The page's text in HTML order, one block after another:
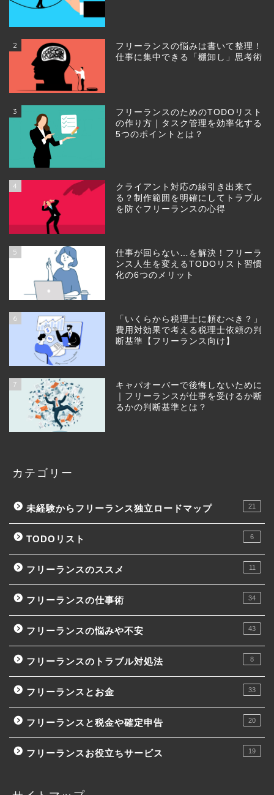
2
フリーランスの悩みは書いて整理！
仕事に集中できる「棚卸し」思考術
3
フリーランスのためのTODOリスト
の作り方｜タスク管理を効率化する
5つのポイントとは？
4
クライアント対応の線引き出来て
る？制作範囲を明確にしてトラブル
を防ぐフリーランスの心得
5
仕事が回らない…を解決！フリーラ
ンス人生を変えるTODOリスト習慣
化の6つのメリット
6
「いくらから税理士に頼むべき？」
費用対効果で考える税理士依頼の判
断基準【フリーランス向け】
7
キャパオーバーで後悔しないために
｜フリーランスが仕事を受けるか断
るかの判断基準とは？
カテゴリー
未経験からフリーランス独立ロードマップ 21
TODOリスト 6
フリーランスのススメ 11
フリーランスの仕事術 34
フリーランスの悩みや不安 43
フリーランスのトラブル対処法 8
フリーランスとお金 33
フリーランスと税金や確定申告 20
フリーランスお役立ちサービス 19